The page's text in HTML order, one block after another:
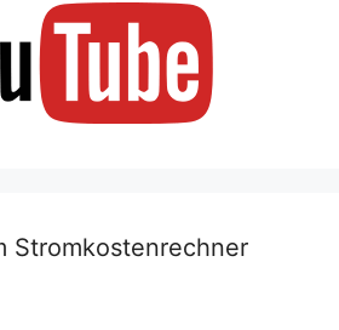
Stromkostenrechner